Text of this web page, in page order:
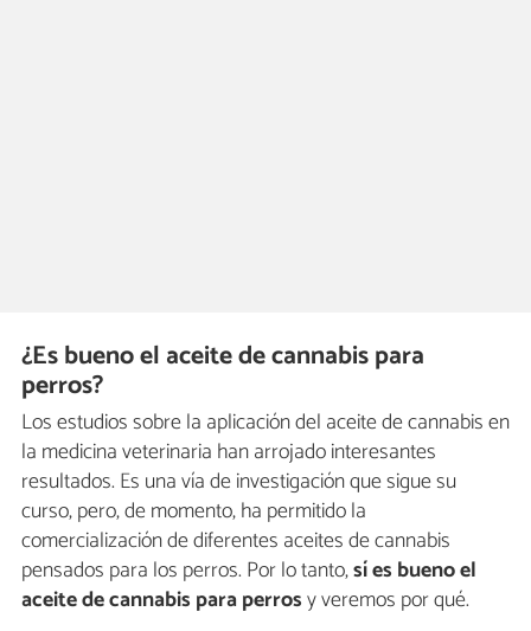
¿Es bueno el aceite de cannabis para
perros?
Los estudios sobre la aplicación del aceite de cannabis en
la medicina veterinaria han arrojado interesantes
resultados. Es una vía de investigación que sigue su
curso, pero, de momento, ha permitido la
comercialización de diferentes aceites de cannabis
pensados para los perros. Por lo tanto,sí es bueno el
aceite de cannabis para perrosy veremos por qué.